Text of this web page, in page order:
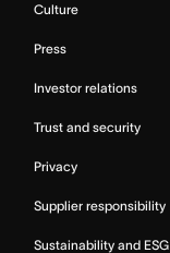
Culture
Press
Investor relations
Trust and security
Privacy
Supplier responsibility
Sustainability and ESG